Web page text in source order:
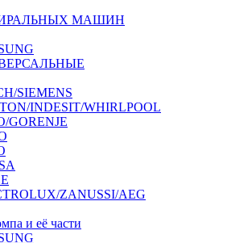
МАШИН
SIEMENS
INDESIT/WHIRLPOOL
GORENJE
ZANUSSI/AEG
и её части